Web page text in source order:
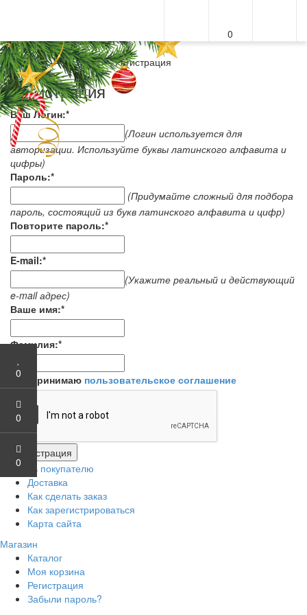
0
Меню
Главная — Магазин — Регистрация
Регистрация
Ваш Логин:*
(Логин используется для
авторизации. Используйте буквы латинского алфавита и
цифры)
Пароль:*
(Придумайте сложный для подбора
пароль, состоящий из букв латинского алфавита и цифр)
Повторите пароль:*
E-mail:*
(Укажите реальный и действующий
e-mail адрес)
Ваше имя:*
Фамилия:*
Я принимаю пользовательское соглашение
0
0
0
Помощь покупателю
Доставка
Как сделать заказ
Как зарегистрироваться
Карта сайта
Магазин
Каталог
Моя корзина
Регистрация
Забыли пароль?